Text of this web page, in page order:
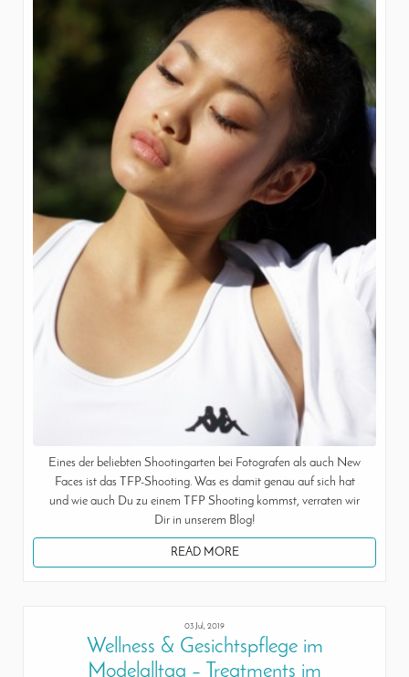
Eines der beliebten Shootingarten bei Fotografen als auch New
Faces ist das TFP-Shooting. Was es damit genau auf sich hat
und wie auch Du zu einem TFP Shooting kommst, verraten wir
Dir in unserem Blog!
READ MORE
03 Jul, 2019
Wellness & Gesichtspflege im
Modelalltag – Treatments im